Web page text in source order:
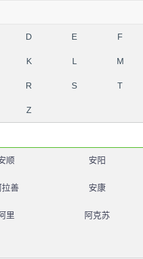
D E F
K L M
R S T
Z
顺 安阳
拉善 安康
里 阿克苏